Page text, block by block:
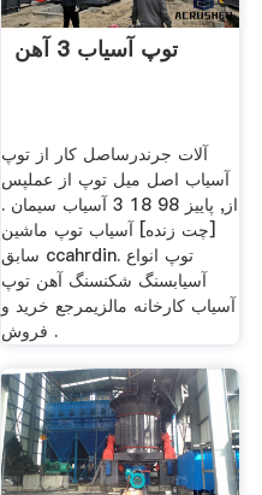
توپ آسیاب 3 آهن
آلات جرندرساصل کار از توپ
آسیاب اصل میل توپ از عملپس
از, پاییز 98 18 3 آسیاب سیمان .
[چت زنده] آسیاب توپ ماشین
سابق ccahrdin. توپ انواع
آسیابسنگ شکنسنگ آهن توپ
آسیاب کارخانه مالزیمرجع خرید و
فروش .